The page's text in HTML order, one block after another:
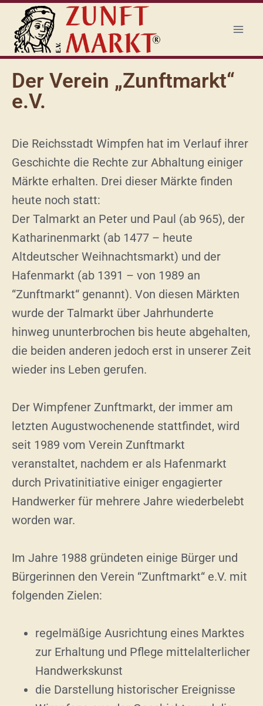
Der Verein „Zunftmarkt“
e.V.
Die Reichsstadt Wimpfen hat im Verlauf ihrer
Geschichte die Rechte zur Abhaltung einiger
Märkte erhalten. Drei dieser Märkte finden
heute noch statt:
Der Talmarkt an Peter und Paul (ab 965), der
Katharinenmarkt (ab 1477 – heute
Altdeutscher Weihnachtsmarkt) und der
Hafenmarkt (ab 1391 – von 1989 an
“Zunftmarkt“ genannt). Von diesen Märkten
wurde der Talmarkt über Jahrhunderte
hinweg ununterbrochen bis heute abgehalten,
die beiden anderen jedoch erst in unserer Zeit
wieder ins Leben gerufen.
Der Wimpfener Zunftmarkt, der immer am
letzten Augustwochenende stattfindet, wird
seit 1989 vom Verein Zunftmarkt
veranstaltet, nachdem er als Hafenmarkt
durch Privatinitiative einiger engagierter
Handwerker für mehrere Jahre wiederbelebt
worden war.
Im Jahre 1988 gründeten einige Bürger und
Bürgerinnen den Verein “Zunftmarkt“ e.V. mit
folgenden Zielen:
regelmäßige Ausrichtung eines Marktes
zur Erhaltung und Pflege mittelalterlicher
Handwerkskunst
die Darstellung historischer Ereignisse